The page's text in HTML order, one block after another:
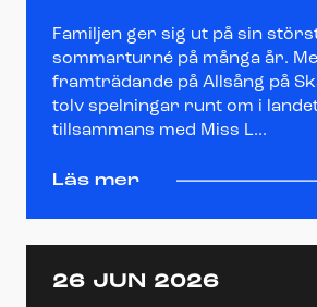
Familjen ger sig ut på sin
sommarturné på många år.
framträdande på Allsång på
tolv spelningar runt om i
tillsammans med Miss L...
Läs mer
26 JUN 2026